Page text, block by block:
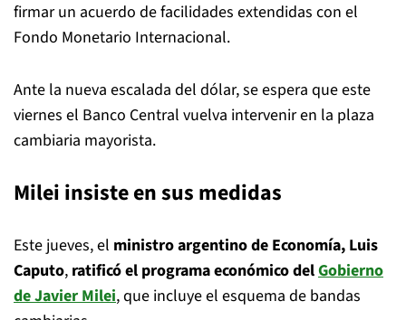
firmar un acuerdo de facilidades extendidas con el
Fondo Monetario Internacional.
Ante la nueva escalada del dólar, se espera que este
viernes el Banco Central vuelva intervenir en la plaza
cambiaria mayorista.
Milei insiste en sus medidas
Este jueves, el ministro argentino de Economía, Luis
Caputo, ratificó el programa económico delGobierno
de Javier Milei, que incluye el esquema de bandas